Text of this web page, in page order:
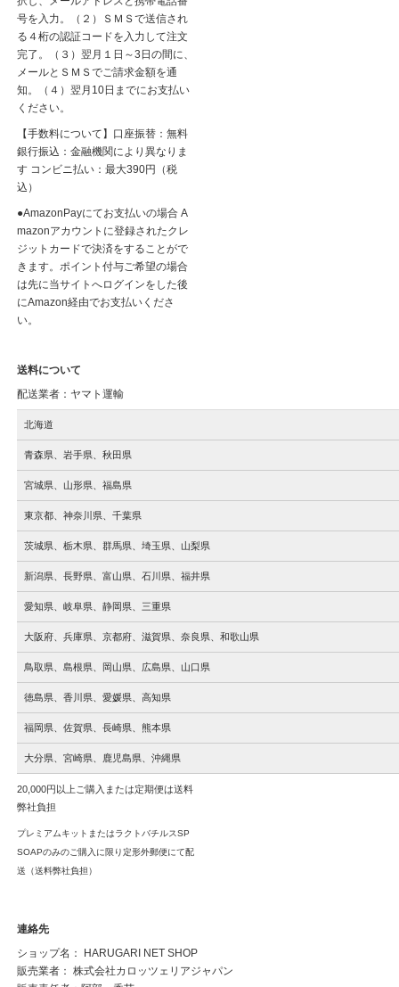
号を入力。（２）ＳＭＳで送信され
る４桁の認証コードを入力して注文
完了。（３）翌月１日～3日の間に、
メールとＳＭＳでご請求金額を通
知。（４）翌月10日までにお支払い
ください。
【手数料について】口座振替：無料
銀行振込：金融機関により異なりま
す コンビニ払い：最大390円（税
込）
●AmazonPayにてお支払いの場合 A
mazonアカウントに登録されたクレ
ジットカードで決済をすることがで
きます。ポイント付与ご希望の場合
は先に当サイトへログインをした後
にAmazon経由でお支払いくださ
い。
送料について
配送業者：ヤマト運輸
北海道
青森県、岩手県、秋田県
宮城県、山形県、福島県
東京都、神奈川県、千葉県
茨城県、栃木県、群馬県、埼玉県、山梨県
新潟県、長野県、富山県、石川県、福井県
愛知県、岐阜県、静岡県、三重県
大阪府、兵庫県、京都府、滋賀県、奈良県、和歌山県
鳥取県、島根県、岡山県、広島県、山口県
徳島県、香川県、愛媛県、高知県
福岡県、佐賀県、長崎県、熊本県
大分県、宮崎県、鹿児島県、沖縄県
20,000円以上ご購入または定期便は送料
弊社負担
プレミアムキットまたはラクトバチルスSP
SOAPのみのご購入に限り定形外郵便にて配
送（送料弊社負担）
連絡先
ショップ名： HARUGARI NET SHOP
販売業者： 株式会社カロッツェリアジャパン